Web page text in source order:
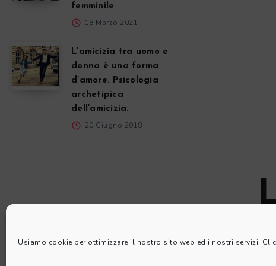
Usiamo cookie per ottimizzare il nostro sito web ed i nostri servizi.
femminile
18 Marzo 2021
L’amicizia tra uomo e
donna è una forma
d’amore. Psicologia
archetipica
dell’amicizia.
20 Giugno 2018